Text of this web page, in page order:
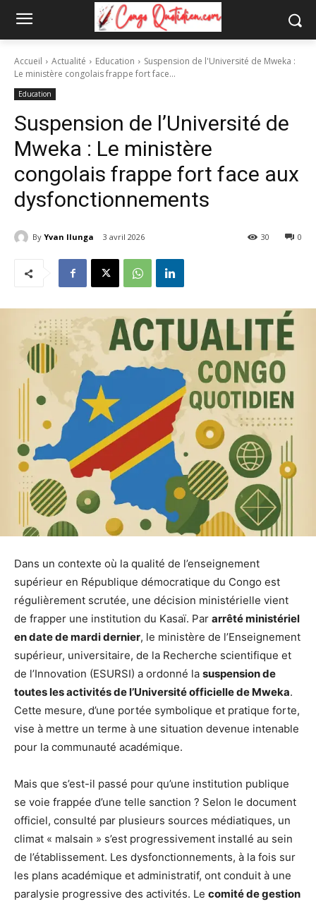
Accueil Actualité Education
Suspension de l'Université de Mweka :
Le ministère congolais frappe fort face...
Education
Suspension de l’Université de
Mweka : Le ministère
congolais frappe fort face aux
dysfonctionnements
By Yvan Ilunga 3 avril 2026 0
30
Dans un contexte où la qualité de l’enseignement
supérieur en République démocratique du Congo est
régulièrement scrutée, une décision ministérielle vient
de frapper une institution du Kasaï. Par arrêté ministériel
en date de mardi dernier, le ministère de l’Enseignement
supérieur, universitaire, de la Recherche scientifique et
de l’Innovation (ESURSI) a ordonné la suspension de
toutes les activités de l’Université officielle de Mweka.
Cette mesure, d’une portée symbolique et pratique forte,
vise à mettre un terme à une situation devenue intenable
pour la communauté académique.
Mais que s’est-il passé pour qu’une institution publique
se voie frappée d’une telle sanction ? Selon le document
officiel, consulté par plusieurs sources médiatiques, un
climat « malsain » s’est progressivement installé au sein
de l’établissement. Les dysfonctionnements, à la fois sur
les plans académique et administratif, ont conduit à une
paralysie progressive des activités. Le comité de gestion